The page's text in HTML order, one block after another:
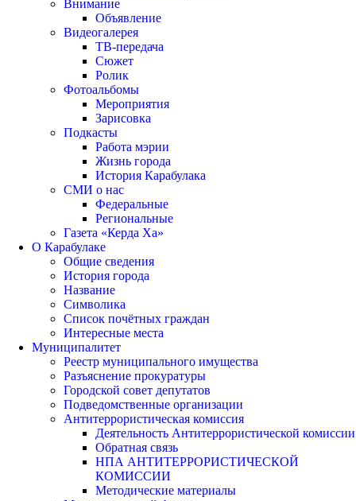
Внимание
Объявление
Видеогалерея
ТВ-передача
Сюжет
Ролик
Фотоальбомы
Мероприятия
Зарисовка
Подкасты
Работа мэрии
Жизнь города
История Карабулака
СМИ о нас
Федеральные
Региональные
Газета «Керда Ха»
О Карабулаке
Общие сведения
История города
Название
Символика
Список почётных граждан
Интересные места
Муниципалитет
Реестр муниципального имущества
Разъяснение прокуратуры
Городской совет депутатов
Подведомственные организации
Антитеррористическая комиссия
Деятельность Антитеррористической комиссии
Обратная связь
НПА АНТИТЕРРОРИСТИЧЕСКОЙ
КОМИССИИ
Методические материалы